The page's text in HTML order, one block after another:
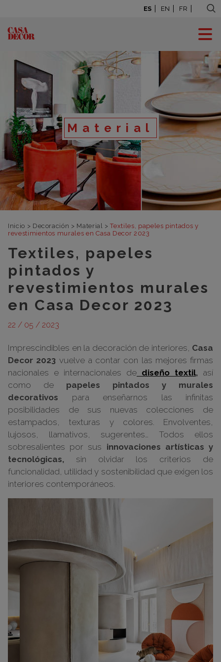
ES EN FR
Material
Inicio > Decoración > Material >Textiles, papeles pintados y
revestimientos murales en Casa Decor 2023
Textiles, papeles
pintados y
revestimientos murales
en Casa Decor 2023
22 / 05 / 2023
Imprescindibles en la decoración de interiores, Casa
Decor 2023 vuelve a contar con las mejores firmas
nacionales e internacionales de diseño textil, así
como de papeles pintados y murales
decorativos para enseñarnos las infinitas
posibilidades de sus nuevas colecciones de
estampados, texturas y colores. Envolventes,
lujosos, llamativos, sugerentes… Todos ellos
sobresalientes por sus innovaciones artísticas y
tecnológicas, sin olvidar los criterios de
funcionalidad, utilidad y sostenibilidad que exigen los
interiores contemporáneos.